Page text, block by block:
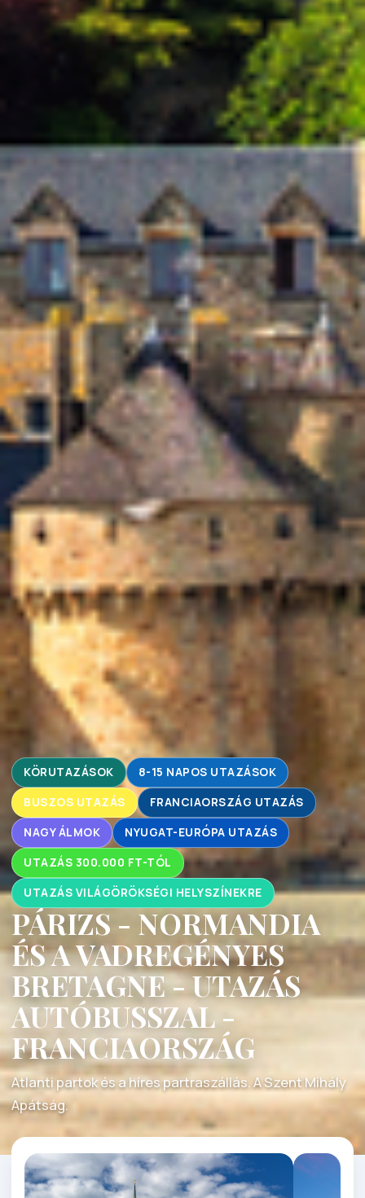
KÖRUTAZÁSOK 8-15 NAPOS UTAZÁSOK
BUSZOS UTAZÁS FRANCIAORSZÁG UTAZÁS
NAGY ÁLMOK NYUGAT-EURÓPA UTAZÁS
UTAZÁS 300.000 FT-TÓL
UTAZÁS VILÁGÖRÖKSÉGI HELYSZÍNEKRE
PÁRIZS - NORMANDIA
ÉS A VADREGÉNYES
BRETAGNE - UTAZÁS
AUTÓBUSSZAL -
FRANCIAORSZÁG
Atlanti partok és a híres partraszállás. A Szent Mihály
Apátság.